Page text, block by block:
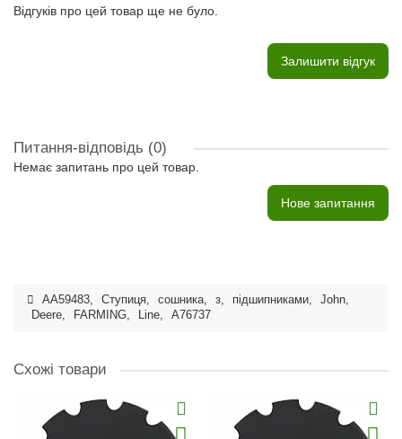
Відгуків про цей товар ще не було.
Залишити відгук
Питання-відповідь (0)
Немає запитань про цей товар.
Нове запитання
AA59483, Ступиця, сошника, з, підшипниками, John,
Deere, FARMING, Line, A76737
Схожі товари